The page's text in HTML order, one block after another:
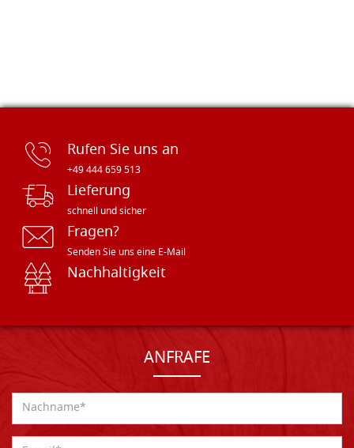
Rufen Sie uns an
+49 444 659 513
Lieferung
schnell und sicher
Fragen?
Senden Sie uns eine E-Mail
Nachhaltigkeit
ANFRAFE